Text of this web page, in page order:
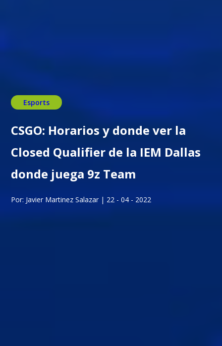
Esports
CSGO: Horarios y donde ver la
Closed Qualifier de la IEM Dallas
donde juega 9z Team
Por: Javier Martinez Salazar | 22 - 04 - 2022